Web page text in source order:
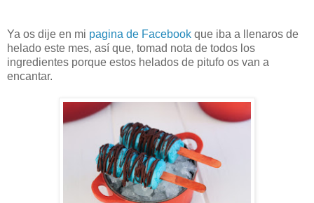
Ya os dije en mi pagina de Facebook que iba a llenaros de
helado este mes, así que, tomad nota de todos los
ingredientes porque estos helados de pitufo os van a
encantar.